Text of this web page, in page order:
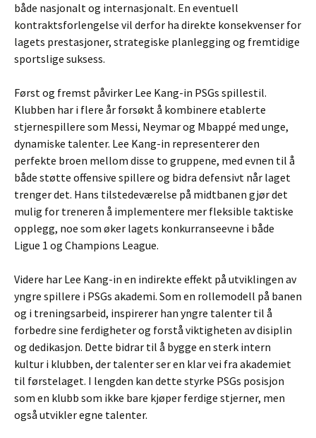
både nasjonalt og internasjonalt. En eventuell
kontraktsforlengelse vil derfor ha direkte konsekvenser for
lagets prestasjoner, strategiske planlegging og fremtidige
sportslige suksess.
Først og fremst påvirker Lee Kang-in PSGs spillestil.
Klubben har i flere år forsøkt å kombinere etablerte
stjernespillere som Messi, Neymar og Mbappé med unge,
dynamiske talenter. Lee Kang-in representerer den
perfekte broen mellom disse to gruppene, med evnen til å
både støtte offensive spillere og bidra defensivt når laget
trenger det. Hans tilstedeværelse på midtbanen gjør det
mulig for treneren å implementere mer fleksible taktiske
opplegg, noe som øker lagets konkurranseevne i både
Ligue 1 og Champions League.
Videre har Lee Kang-in en indirekte effekt på utviklingen av
yngre spillere i PSGs akademi. Som en rollemodell på banen
og i treningsarbeid, inspirerer han yngre talenter til å
forbedre sine ferdigheter og forstå viktigheten av disiplin
og dedikasjon. Dette bidrar til å bygge en sterk intern
kultur i klubben, der talenter ser en klar vei fra akademiet
til førstelaget. I lengden kan dette styrke PSGs posisjon
som en klubb som ikke bare kjøper ferdige stjerner, men
også utvikler egne talenter.